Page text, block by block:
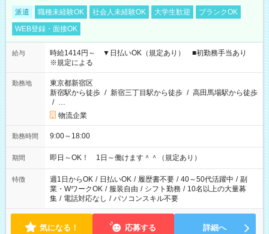
派遣 職種未経験OK 社会人未経験OK 大学生歓迎
ブランクOK
WEB登録・面接OK
給与
時給1414円～ ▼日払いOK（規定あり） ■初勤務手当あり
※規定による
勤務地
東京都新宿区
新宿駅から徒歩 / 新宿三丁目駅から徒歩 / 高田馬場駅から徒歩
/ …
物流企業
勤務時間 9:00～18:00
期間 即日～OK！ 1日～働けます＾＾（規定あり）
特徴 週1日からOK / 日払いOK / 履歴書不要 / 40～50代活躍中 / 副
業・WワークOK / 服装自由 / シフト勤務 / 10名以上の大量募
集 / 電話対応なし / パソコンスキル不要
気になる！ 応募する 詳細へ